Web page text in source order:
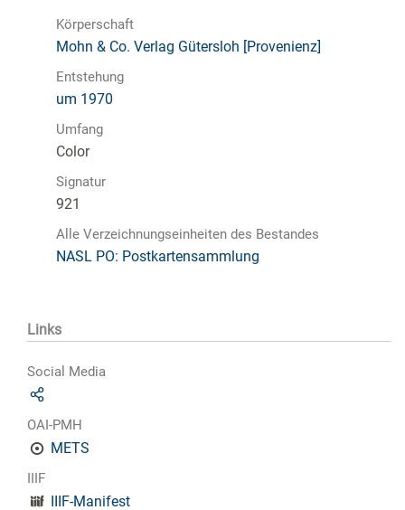
Körperschaft
Mohn & Co. Verlag Gütersloh [Provenienz]
Entstehung
um 1970
Umfang
Color
Signatur
921
Alle Verzeichnungseinheiten des Bestandes
NASL PO: Postkartensammlung
Links
Social Media
OAI-PMH
METS
IIIF
IIIF-Manifest